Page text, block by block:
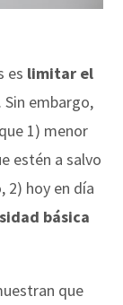
es limitar el
. Sin embargo,
1) menor
estén a salvo
2) hoy en día
básica
que